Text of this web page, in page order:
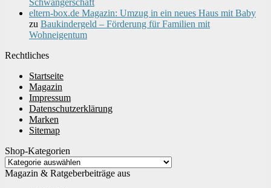
Schwangerschaft
eltern-box.de Magazin: Umzug in ein neues Haus mit Baby
zu Baukindergeld – Förderung für Familien mit
Wohneigentum
Rechtliches
Startseite
Magazin
Impressum
Datenschutzerklärung
Marken
Sitemap
Shop-Kategorien
Magazin & Ratgeberbeiträge aus